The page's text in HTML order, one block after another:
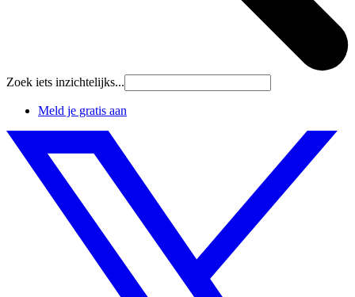
Zoek iets inzichtelijks...
Meld je gratis aan